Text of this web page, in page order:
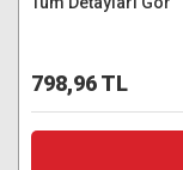
798,96 TL